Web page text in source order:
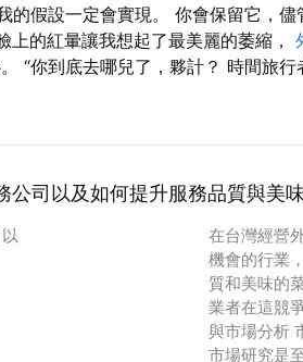
的假設一定會實現。 你會保留它，
的紅暈讓我想起了最美麗的萎縮，
“你到底去哪兒了，夥計？ 時間旅行
公司以及如何提升服務品質與美
在台灣經營
機會的行業
質和美味的
業者在這競
與市場分析
市場研究是